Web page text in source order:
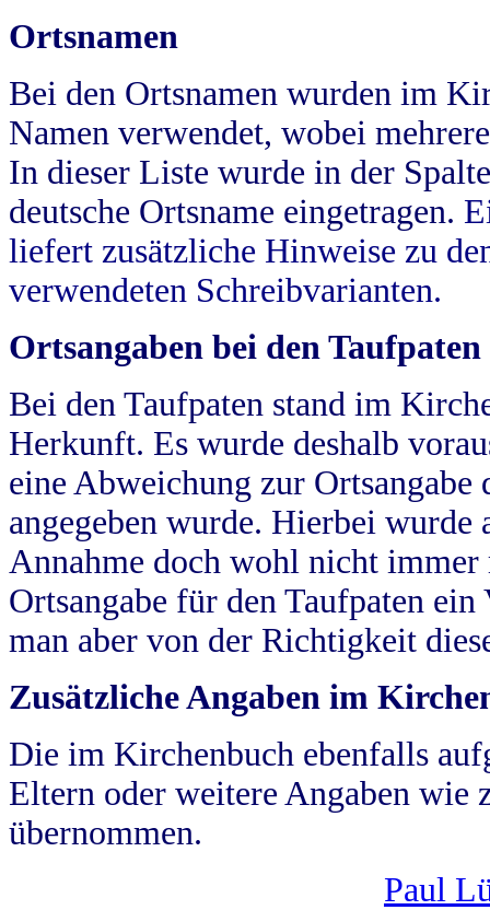
Ortsnamen
Bei den Ortsnamen wurden im
Namen verwendet, wobei
In dieser Liste wurde in der
deutsche Ortsname eingetragen.
liefert zusätzliche Hinweise zu
verwendeten Schreibvarianten.
Ortsangaben bei den Taufpaten
Bei den Taufpaten stand im
Herkunft. Es wurde deshalb
eine Abweichung zur
angegeben wurde. Hierbei wurde
Annahme doch wohl nicht
Ortsangabe für den Taufpaten
man aber von der Richtigkeit
Zusätzliche Angaben im
Die im Kirchenbuch ebenfalls
Eltern oder weitere Angaben wie
übernommen.
Paul